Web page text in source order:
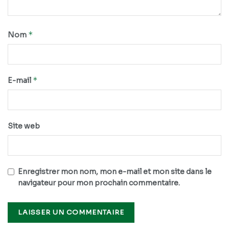
Nom *
E-mail *
Site web
Enregistrer mon nom, mon e-mail et mon site dans le
navigateur pour mon prochain commentaire.